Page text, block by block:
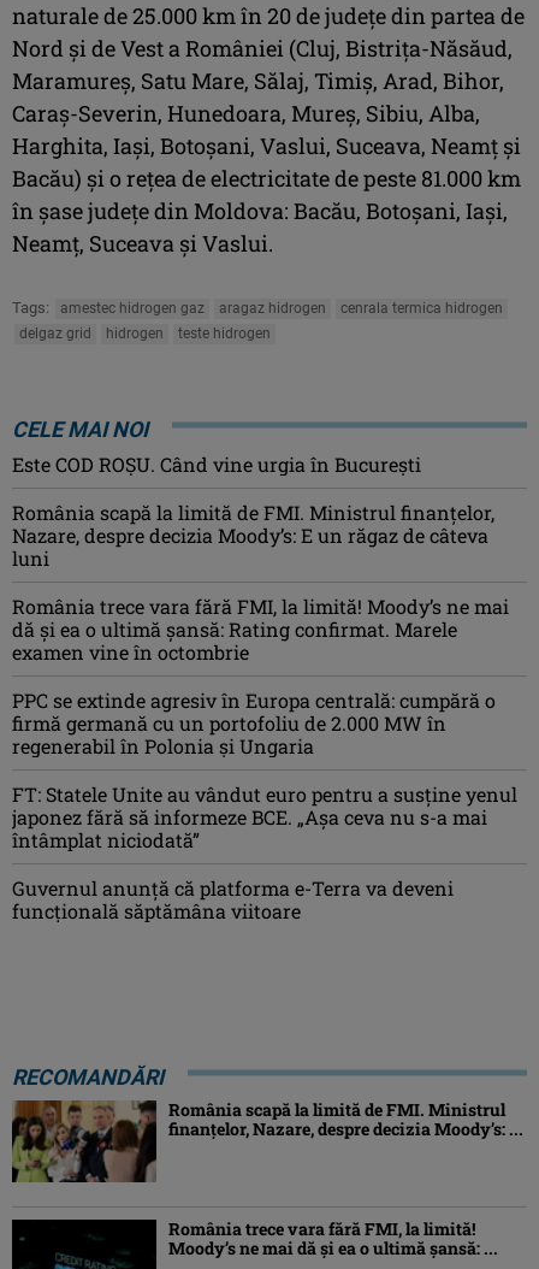
naturale de 25.000 km în 20 de judeţe din partea de
Nord şi de Vest a României (Cluj, Bistrița-Năsăud,
Maramureș, Satu Mare, Sălaj, Timiș, Arad, Bihor,
Caraș-Severin, Hunedoara, Mureș, Sibiu, Alba,
Harghita, Iași, Botoșani, Vaslui, Suceava, Neamț şi
Bacău) şi o reţea de electricitate de peste 81.000 km
în şase judeţe din Moldova: Bacău, Botoşani, Iaşi,
Neamţ, Suceava şi Vaslui.
Tags: amestec hidrogen gaz aragaz hidrogen
cenrala termica hidrogen
delgaz grid
hidrogen teste hidrogen
CELE MAI NOI
Este COD ROŞU. Când vine urgia în Bucureşti
România scapă la limită de FMI. Ministrul finanțelor,
Nazare, despre decizia Moody’s: E un răgaz de câteva
luni
România trece vara fără FMI, la limită! Moody’s ne mai
dă și ea o ultimă șansă: Rating confirmat. Marele
examen vine în octombrie
PPC se extinde agresiv în Europa centrală: cumpără o
firmă germană cu un portofoliu de 2.000 MW în
regenerabil în Polonia și Ungaria
FT: Statele Unite au vândut euro pentru a susține yenul
japonez fără să informeze BCE. „Așa ceva nu s-a mai
întâmplat niciodată”
Guvernul anunță că platforma e-Terra va deveni
funcţională săptămâna viitoare
RECOMANDĂRI
România scapă la limită de FMI. Ministrul
finanțelor, Nazare, despre decizia Moody’s: ...
România trece vara fără FMI, la limită!
Moody’s ne mai dă și ea o ultimă șansă: ...